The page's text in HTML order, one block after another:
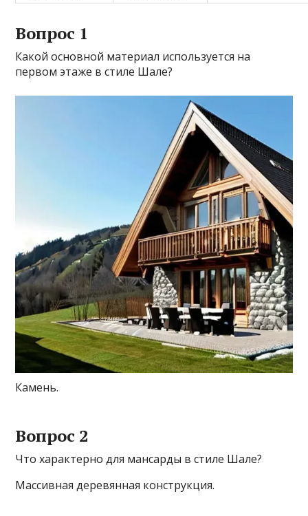
Вопрос 1
Какой основной материал используется на
первом этаже в стиле Шале?
Камень.
Вопрос 2
Что характерно для мансарды в стиле Шале?
Массивная деревянная конструкция.